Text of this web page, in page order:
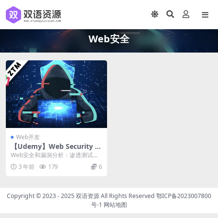
Web安全
Web开发
【Udemy】Web Security &
Bug Bounty: Learn Penetra
Web安全和漏洞分析：渗透测试学
习 成为一个bug赏金猎人！学习破
解网站，修复漏...
3 年前 179 6
Copyright © 2023 - 2025双语资源All Rights Reserved 鄂ICP备2023007800
号-1 网站地图